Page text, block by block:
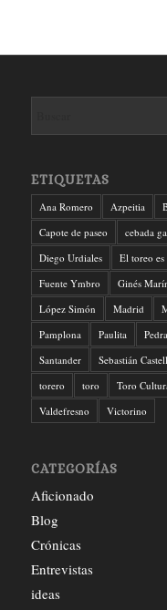
ETIQUETAS
Ana Romero Azpeitia
Capote de paseo
cebada
Diego Urdiales
El toreo
Fuente Ymbro
Ginés
López Simón
Madrid
Pamplona
Paulita
Santander
Sebastián
torero
toro Toro
Valdefresno
Victorino
CATEGORÍAS
Aficionado
Blog
Crónicas
Entrevistas
ideas